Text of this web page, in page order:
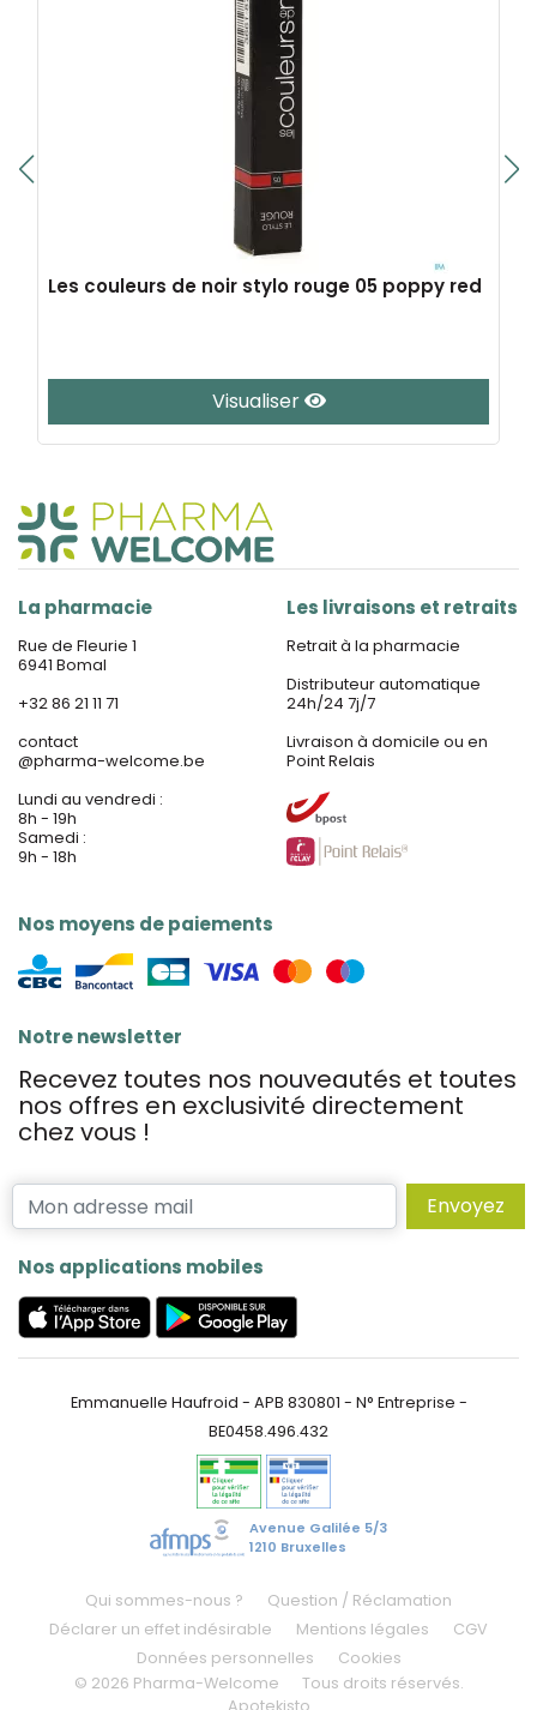
Les couleurs de noir stylo rouge 05 poppy red
Visualiser
La pharmacie
Rue de Fleurie 1
6941 Bomal
+32 86 21 11 71
contact
@pharma-welcome.be
Lundi au vendredi :
8h - 19h
Samedi :
9h - 18h
Nos moyens de paiements
Les livraisons et retraits
Retrait à la pharmacie
Distributeur automatique
24h/24 7j/7
Livraison à domicile ou en
Point Relais
Notre newsletter
Recevez toutes nos nouveautés et toutes
nos offres en exclusivité directement
chez vous !
Envoyez
Nos applications mobiles
Emmanuelle Haufroid - APB 830801 - N° Entreprise -
BE0458.496.432
Avenue Galilée 5/3
1210 Bruxelles
Qui sommes-nous ?
Question / Réclamation
Déclarer un effet indésirable
Mentions légales
CGV
Données personnelles
Cookies
© 2026 Pharma-Welcome
Tous droits réservés.
Apotekisto